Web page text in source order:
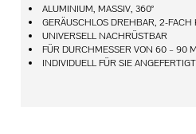
ALUMINIUM, MASSIV, 360°
GERÄUSCHLOS DREHBAR, 2-FACH
UNIVERSELL NACHRÜSTBAR
FÜR DURCHMESSER VON 60 – 90
INDIVIDUELL FÜR SIE ANGEFERTIGT